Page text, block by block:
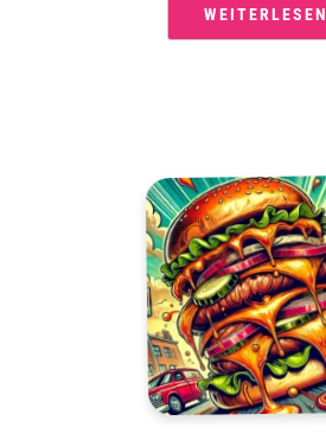
WEITERLESEN